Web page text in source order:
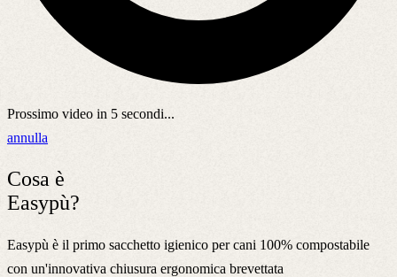
Prossimo video in 5 secondi...
annulla
Cosa è
Easypù?
Easypù è il primo sacchetto igienico per cani 100% compostabile
con un'innovativa chiusura ergonomica brevettata